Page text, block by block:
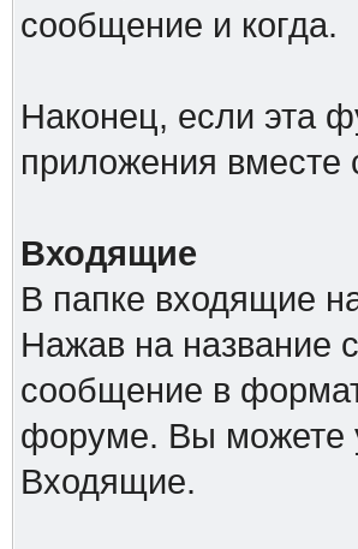
сообщение и когда.
Наконец, если эта
приложения
Входящие
В папке входящие
Нажав на название
сообщение в
форуме. Вы можете
Входящие.